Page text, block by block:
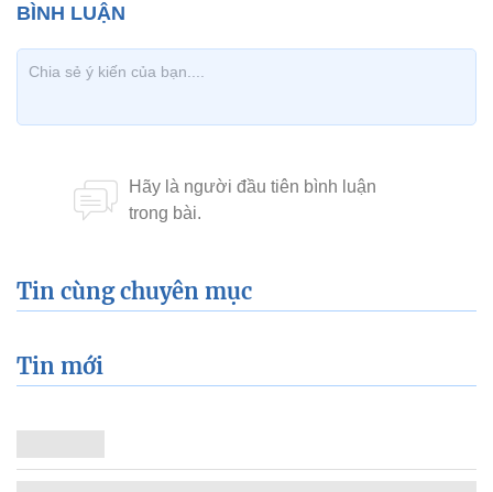
Tin cùng chuyên mục
Tin mới